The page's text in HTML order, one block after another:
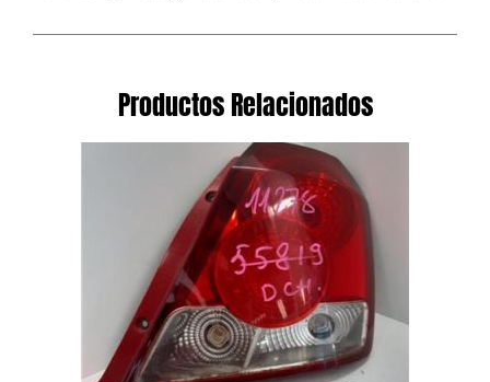
Productos Relacionados